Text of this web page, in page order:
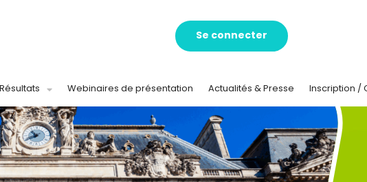
Se connecter
Résultats Webinaires de présentation Actualités & Presse Inscription /
CUBE Ville,